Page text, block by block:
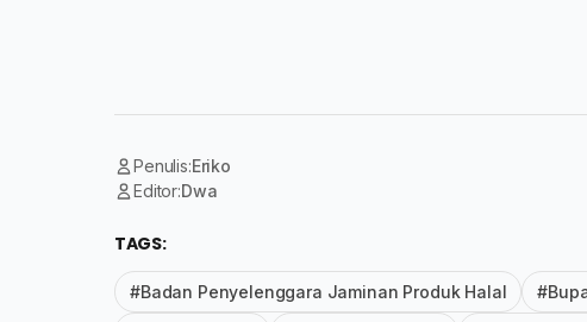
Penulis:Eriko
Editor:Dwa
TAGS:
#Badan Penyelenggara Jaminan Produk Halal